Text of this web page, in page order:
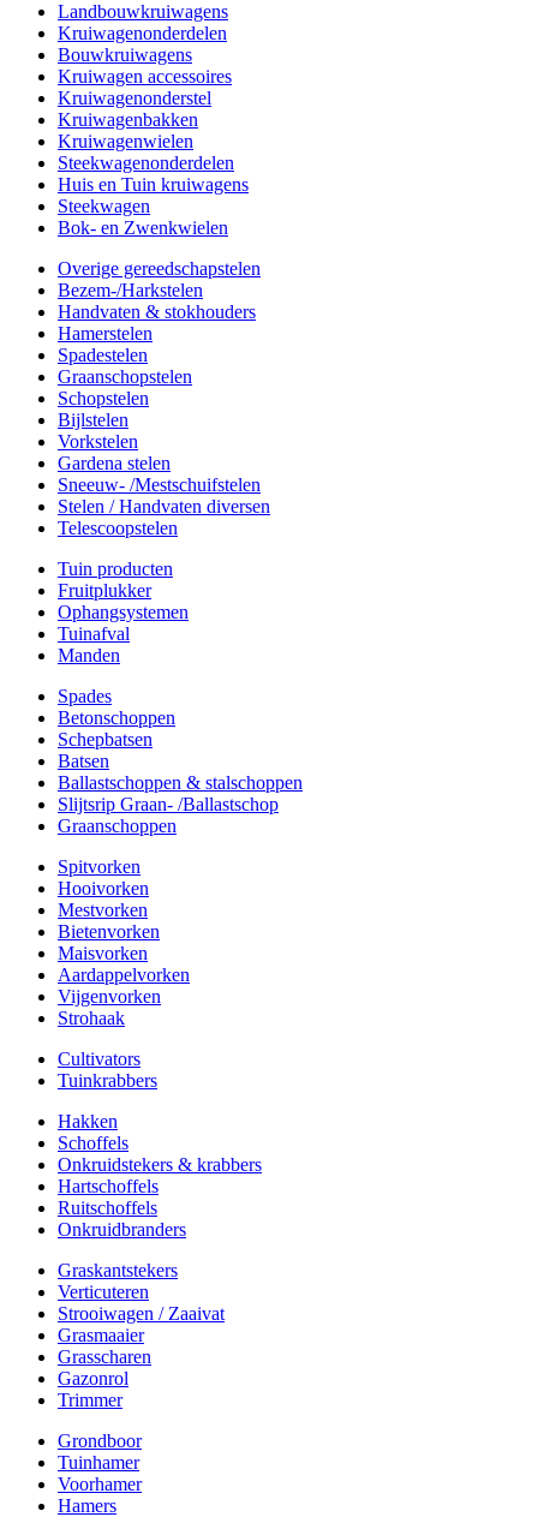
Landbouwkruiwagens
Kruiwagenonderdelen
Bouwkruiwagens
Kruiwagen accessoires
Kruiwagenonderstel
Kruiwagenbakken
Kruiwagenwielen
Steekwagenonderdelen
Huis en Tuin kruiwagens
Steekwagen
Bok- en Zwenkwielen
Overige gereedschapstelen
Bezem-/Harkstelen
Handvaten & stokhouders
Hamerstelen
Spadestelen
Graanschopstelen
Schopstelen
Bijlstelen
Vorkstelen
Gardena stelen
Sneeuw- /Mestschuifstelen
Stelen / Handvaten diversen
Telescoopstelen
Tuin producten
Fruitplukker
Ophangsystemen
Tuinafval
Manden
Spades
Betonschoppen
Schepbatsen
Batsen
Ballastschoppen & stalschoppen
Slijtsrip Graan- /Ballastschop
Graanschoppen
Spitvorken
Hooivorken
Mestvorken
Bietenvorken
Maisvorken
Aardappelvorken
Vijgenvorken
Strohaak
Cultivators
Tuinkrabbers
Hakken
Schoffels
Onkruidstekers & krabbers
Hartschoffels
Ruitschoffels
Onkruidbranders
Graskantstekers
Verticuteren
Strooiwagen / Zaaivat
Grasmaaier
Grasscharen
Gazonrol
Trimmer
Grondboor
Tuinhamer
Voorhamer
Hamers